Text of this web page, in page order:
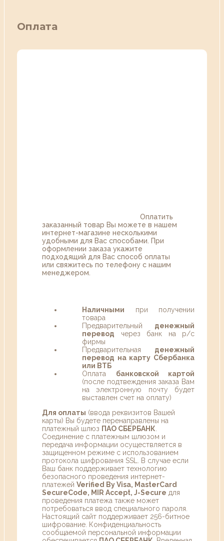
Оплата
Оплатить
заказанный товар Вы можете в нашем
интернет-магазине несколькими
удобными для Вас способами. При
оформлении заказа укажите
подходящий для Вас способ оплаты
или свяжитесь по телефону с нашим
менеджером.
Наличными при получении
товара
Предварительный денежный
перевод через банк на р/с
фирмы
Предварительная денежный
перевод на карту Сбербанка
или ВТБ
Оплата банковской картой
(после подтвеждения заказа Вам
на электронную почту будет
выставлен счет на оплату)
Для оплаты (ввода реквизитов Вашей
карты) Вы будете перенаправлены на
платежный шлюз ПАО СБЕРБАНК
Соединение с платежным шлюзом и
передача информации осуществляется в
защищенном режиме с использованием
протокола шифрования SSL. В случае если
Ваш банк поддерживает технологию
безопасного проведения интернет-
платежей Verified By Visa, MasterCard
SecureCode, MIR Accept, J-Secure для
проведения платежа также может
потребоваться ввод специального пароля.
Настоящий сайт поддерживает 256-битное
шифрование. Конфиденциальность
сообщаемой персональной информации